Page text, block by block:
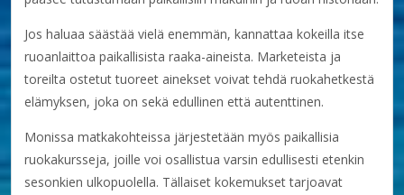
Jos haluaa säästää vielä enemmän, kannattaa kokeilla itse
ruoanlaittoa paikallisista raaka-aineista. Marketeista ja
toreilta ostetut tuoreet ainekset voivat tehdä ruokahetkestä
elämyksen, joka on sekä edullinen että autenttinen.
Monissa matkakohteissa järjestetään myös paikallisia
ruokakursseja, joille voi osallistua varsin edullisesti etenkin
sesonkien ulkopuolella. Tällaiset kokemukset tarjoavat